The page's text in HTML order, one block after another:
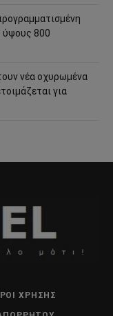
ύψους 800
νέα οχυρωμένα
για
ΧΡΉΣΗΣ